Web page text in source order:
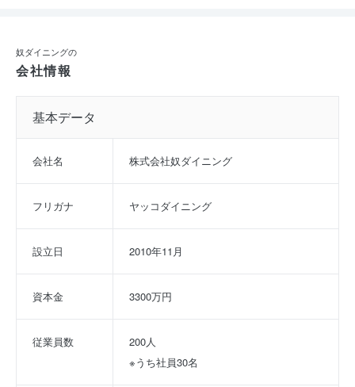
奴ダイニングの
会社情報
基本データ
会社名 株式会社奴ダイニング
フリガナ ヤッコダイニング
設立日 2010年11月
資本金 3300万円
従業員数
200人
※うち社員30名